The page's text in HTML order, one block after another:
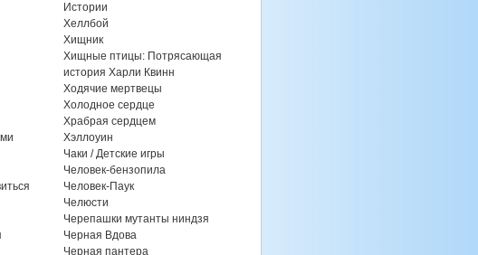
Истории
Хеллбой
Хищник
Хищные птицы: Потрясающая
история Харли Квинн
Ходячие мертвецы
Холодное сердце
Храбрая сердцем
Хэллоуин
Чаки / Детские игры
Человек-бензопила
Человек-Паук
Челюсти
Черепашки мутанты ниндзя
Черная Вдова
Черная пантера